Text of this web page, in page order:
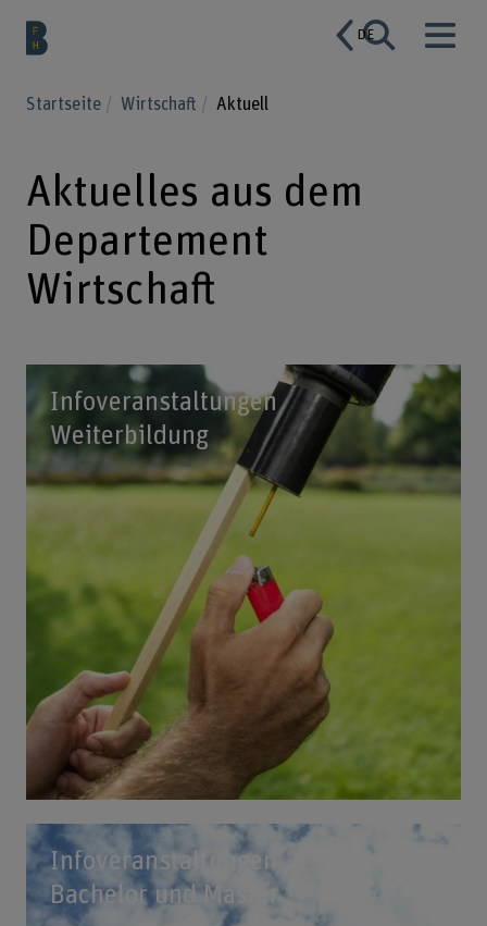
DE
Startseite Wirtschaft Aktuell
Aktuelles aus dem
Departement
Wirtschaft
Infoveranstaltungen
Weiterbildung
Infoveranstaltungen
Bachelor und Master